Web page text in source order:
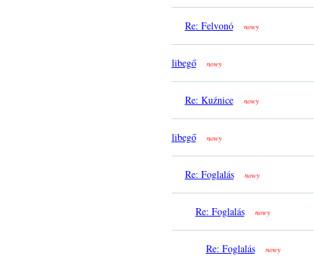
Re: Felvonó nowy
libegő nowy
Re: Kuźnice nowy
libegő nowy
Re: Foglalás nowy
Re: Foglalás nowy
Re: Foglalás nowy